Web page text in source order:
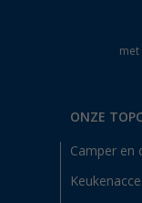
ONZE
Camper en